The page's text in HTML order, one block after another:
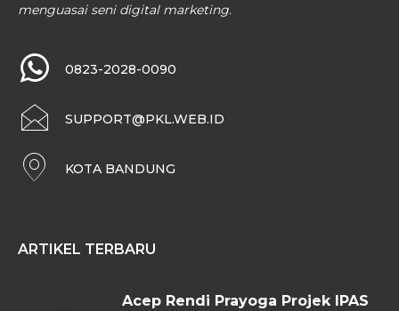
menguasai seni digital marketing.
0823-2028-0090
SUPPORT@PKL.WEB.ID
KOTA BANDUNG
ARTIKEL TERBARU
Acep Rendi Prayoga Projek IPAS